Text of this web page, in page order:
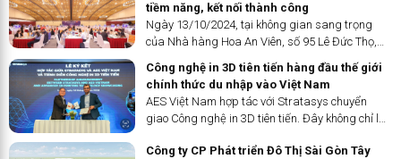
tiềm năng, kết nối thành công
Ngày 13/10/2024, tại không gian sang trọng
của Nhà hàng Hoa An Viên, số 95 Lê Đức Thọ,
Mỹ Đình, Hà Nội, sự kiện "Tiệc Giao Thương Kết
Nối Doanh Nhân 8X, 9X" hứa hẹn sẽ để lại nhiều
dấu ấn khó quên. Đây là sự kiện mở ra sân chơi
kết nối không giới hạn, được tổ chức bởi sự hợp
tác giữa Diễn đàn Doanh nhân 8X và Hiệp hội
Thương mại Toàn cầu.
Công nghệ in 3D tiên tiến hàng đầu thế giới
chính thức du nhập vào Việt Nam
AES Việt Nam hợp tác với Stratasys chuyển
giao Công nghệ in 3D tiên tiến. Đây không chỉ là
hẹn trong việc nâng tầm công nghệ in 3D tại thị
Công ty CP Phát triển Đô Thị Sài Gòn Tây